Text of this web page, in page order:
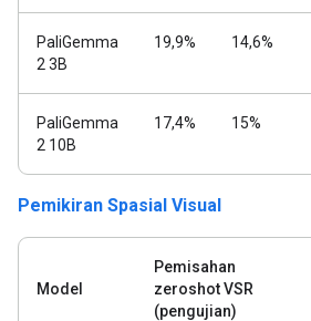
PaliGemma
2 3B
19,9% 14,6%
PaliGemma
2 10B
17,4% 15%
Pemikiran Spasial Visual
Model
Pemisahan
zeroshot VSR
(pengujian)